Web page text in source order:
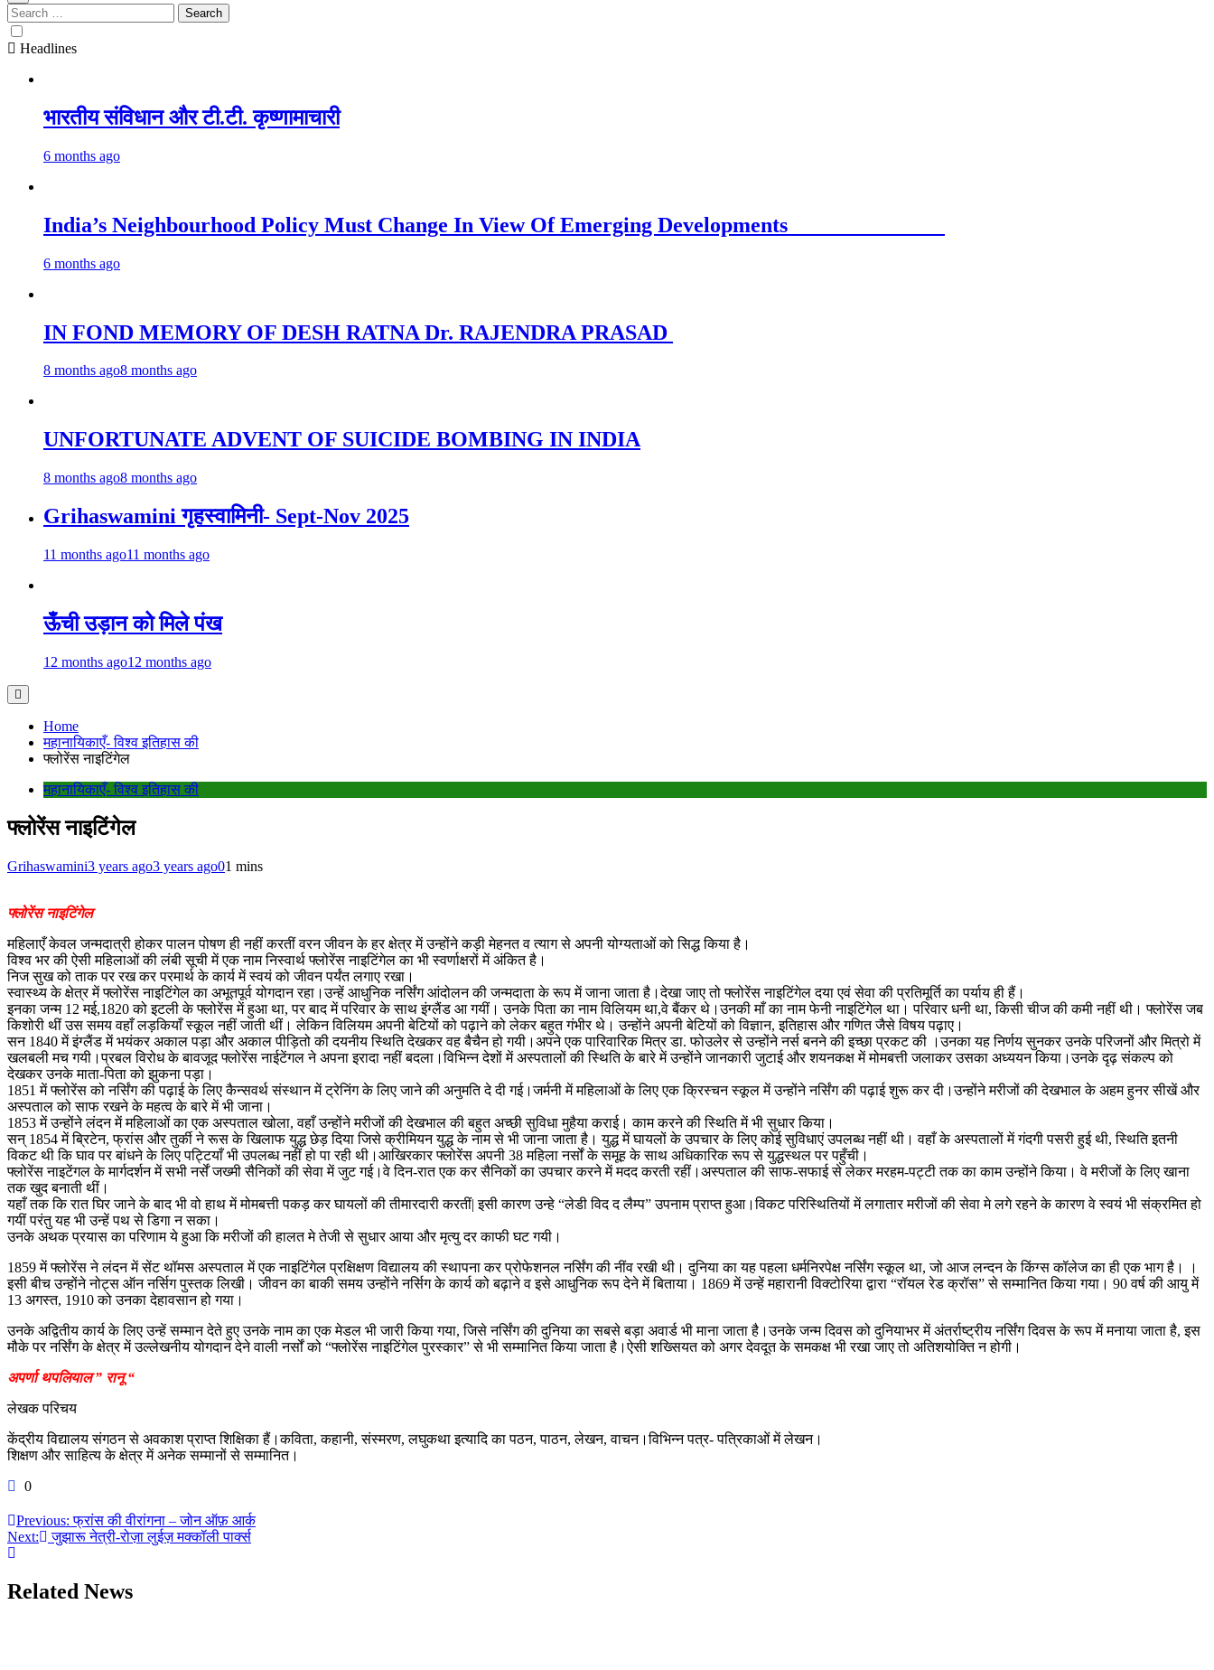
Search
for:
Headlines
भारतीय संविधान और टी.टी. कृष्णामाचारी
6 months ago
India’s Neighbourhood Policy Must Change In View Of Emerging Developments
6 months ago
IN FOND MEMORY OF DESH RATNA Dr. RAJENDRA PRASAD
8 months ago8 months ago
UNFORTUNATE ADVENT OF SUICIDE BOMBING IN INDIA
8 months ago8 months ago
Grihaswamini गृहस्वामिनी- Sept-Nov 2025
11 months ago11 months ago
ऊँची उड़ान को मिले पंख
12 months ago12 months ago
Home
महानायिकाएँ- विश्व इतिहास की
फ्लोरेंस नाइटिंगेल
महानायिकाएँ- विश्व इतिहास की
फ्लोरेंस नाइटिंगेल
Grihaswamini3 years ago3 years ago01 mins
फ्लोरेंस नाइटिंगेल
महिलाएँ केवल जन्मदात्री होकर पालन पोषण ही नहीं करतीं वरन जीवन के हर क्षेत्र में उन्होंने कड़ी मेहनत व त्याग से अपनी योग्यताओं को सिद्ध किया है।
विश्व भर की ऐसी महिलाओं की लंबी सूची में एक नाम निस्वार्थ फ्लोरेंस नाइटिंगेल का भी स्वर्णाक्षरों में अंकित है।
निज सुख को ताक पर रख कर परमार्थ के कार्य में स्वयं को जीवन पर्यंत लगाए रखा।
स्वास्थ्य के क्षेत्र में फ्लोरेंस नाइटिंगेल का अभूतपूर्व योगदान रहा।उन्हें आधुनिक नर्सिंग आंदोलन की जन्मदाता के रूप में जाना जाता है।देखा जाए तो फ्लोरेंस नाइटिंगेल दया एवं सेवा की प्रतिमूर्ति का पर्याय ही हैं।
इनका जन्म 12 मई,1820 को इटली के फ्लोरेंस में हुआ था, पर बाद में परिवार के साथ इंग्लैंड आ गयीं। उनके पिता का नाम विलियम था,वे बैंकर थे।उनकी माँ का नाम फेनी नाइटिंगेल था। परिवार धनी था, किसी चीज की कमी नहीं थी। फ्लोरेंस जब
किशोरी थीं उस समय वहाँ लड़कियाँ स्कूल नहीं जाती थीं। लेकिन विलियम अपनी बेटियों को पढ़ाने को लेकर बहुत गंभीर थे। उन्होंने अपनी बेटियों को विज्ञान, इतिहास और गणित जैसे विषय पढ़ाए।
सन 1840 में इंग्लैंड में भयंकर अकाल पड़ा और अकाल पीड़ितो की दयनीय स्थिति देखकर वह बैचैन हो गयी।अपने एक पारिवारिक मित्र डा. फोउलेर से उन्होंने नर्स बनने की इच्छा प्रकट की ।उनका यह निर्णय सुनकर उनके परिजनों और मित्रो में
खलबली मच गयी।प्रबल विरोध के बावजूद फ्लोरेंस नाईटेंगल ने अपना इरादा नहीं बदला।विभिन्न देशों में अस्पतालों की स्थिति के बारे में उन्होंने जानकारी जुटाई और शयनकक्ष में मोमबत्ती जलाकर उसका अध्ययन किया।उनके दृढ़ संकल्प को
देखकर उनके माता-पिता को झुकना पड़ा।
1851 में फ्लोरेंस को नर्सिंग की पढ़ाई के लिए कैन्सवर्थ संस्थान में ट्रेनिंग के लिए जाने की अनुमति दे दी गई।जर्मनी में महिलाओं के लिए एक क्रिस्चन स्कूल में उन्होंने नर्सिंग की पढ़ाई शुरू कर दी।उन्होंने मरीजों की देखभाल के अहम हुनर सीखें और
अस्पताल को साफ रखने के महत्व के बारे में भी जाना।
1853 में उन्होंने लंदन में महिलाओं का एक अस्पताल खोला, वहाँ उन्होंने मरीजों की देखभाल की बहुत अच्छी सुविधा मुहैया कराई। काम करने की स्थिति में भी सुधार किया।
सन् 1854 में ब्रिटेन, फ्रांस और तुर्की ने रूस के खिलाफ युद्ध छेड़ दिया जिसे क्रीमियन युद्ध के नाम से भी जाना जाता है। युद्ध में घायलों के उपचार के लिए कोई सुविधाएं उपलब्‍ध नहीं थी। वहाँ के अस्‍पतालों में गंदगी पसरी हुई थी, स्थिति इतनी
विकट थी कि घाव पर बांधने के लिए पट्टियाँ भी उपलब्‍ध नहीं हो पा रही थी।आखिरकार फ्लोरेंस अपनी 38 महिला नर्सों के समूह के साथ अधिकारिक रूप से युद्धस्‍थल पर पहुँची।
फ्लोरेंस नाइटेंगल के मार्गदर्शन में सभी नर्सें जख्‍मी सैनिकों की सेवा में जुट गई।वे दिन-रात एक कर सैनिकों का उपचार करने में मदद करती रहीं।अस्‍पताल की साफ-सफाई से लेकर मरहम-पट्टी तक का काम उन्‍होंने किया। वे मरीजों के लिए खाना
तक खुद बनाती थीं।
यहाँ तक कि रात घिर जाने के बाद भी वो हाथ में मोमबत्ती पकड़ कर घायलों की तीमारदारी करतीं| इसी कारण उन्हे “लेडी विद द लैम्प” उपनाम प्राप्त हुआ।विकट परिस्थितियों में लगातार मरीजों की सेवा मे लगे रहने के कारण वे स्वयं भी संक्रमित हो
गयीं परंतु यह भी उन्हें पथ से डिगा न सका।
उनके अथक प्रयास का परिणाम ये हुआ कि मरीजों की हालत मे तेजी से सुधार आया और मृत्यु दर काफी घट गयी।
1859 में फ्लोरेंस ने लंदन में सेंट थॉमस अस्पताल में एक नाइटिंगेल प्रक्षिक्षण विद्यालय की स्थापना कर प्रोफेशनल नर्सिंग की नींव रखी थी। दुनिया का यह पहला धर्मनिरपेक्ष नर्सिंग स्कूल था, जो आज लन्दन के किंग्स कॉलेज का ही एक भाग है। ।
इसी बीच उन्होंने नोट्स ऑन नर्सिग पुस्तक लिखी। जीवन का बाकी समय उन्होंने नर्सिग के कार्य को बढ़ाने व इसे आधुनिक रूप देने में बिताया। 1869 में उन्हें महारानी विक्टोरिया द्वारा “रॉयल रेड क्रॉस” से सम्मानित किया गया। 90 वर्ष की आयु में
13 अगस्त, 1910 को उनका देहावसान हो गया।
उनके अद्वितीय कार्य के लिए उन्हें सम्मान देते हुए उनके नाम का एक मेडल भी जारी किया गया, जिसे नर्सिंग की दुनिया का सबसे बड़ा अवार्ड भी माना जाता है।उनके जन्म दिवस को दुनियाभर में अंतर्राष्ट्रीय नर्सिंग दिवस के रूप में मनाया जाता है, इस
मौके पर नर्सिंग के क्षेत्र में उल्लेखनीय योगदान देने वाली नर्सों को “फ्लोरेंस नाइटिंगेल पुरस्कार” से भी सम्मानित किया जाता है।ऐसी शख्सियत को अगर देवदूत के समकक्ष भी रखा जाए तो अतिशयोक्ति न होगी।
अपर्णा थपलियाल ” रानू “
लेखक परिचय
केंद्रीय विद्यालय संगठन से अवकाश प्राप्त शिक्षिका हैं।कविता, कहानी, संस्मरण, लघुकथा इत्यादि का पठन, पाठन, लेखन, वाचन।विभिन्न पत्र- पत्रिकाओं में लेखन।
शिक्षण और साहित्य के क्षेत्र में अनेक सम्मानों से सम्मानित।
0
Post
navigation
Previous: फ्रांस की वीरांगना – जोन ऑफ़ आर्क
Next:
जुझारू नेत्री-रोज़ा लुईज़ मक्कॉली पार्क्स
Related News